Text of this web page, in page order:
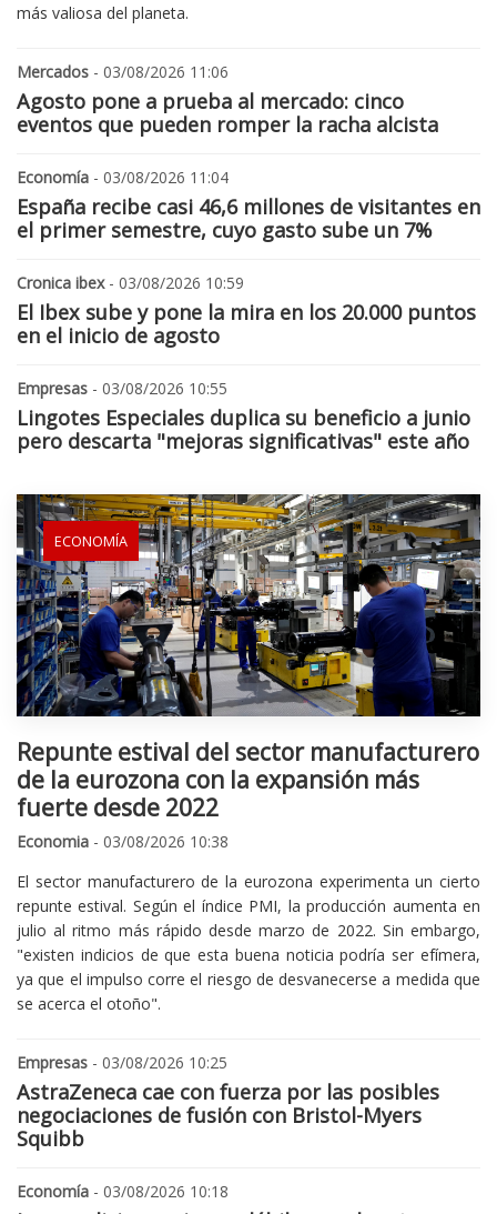
más valiosa del planeta.
Mercados - 03/08/2026 11:06
Agosto pone a prueba al mercado: cinco
eventos que pueden romper la racha alcista
Economía - 03/08/2026 11:04
España recibe casi 46,6 millones de visitantes en
el primer semestre, cuyo gasto sube un 7%
Cronica ibex- 03/08/2026 10:59
El Ibex sube y pone la mira en los 20.000 puntos
en el inicio de agosto
Empresas - 03/08/2026 10:55
Lingotes Especiales duplica su beneficio a junio
pero descarta "mejoras significativas" este año
ECONOMÍA
Repunte estival del sector manufacturero
de la eurozona con la expansión más
fuerte desde 2022
Economia - 03/08/2026 10:38
El sector manufacturero de la eurozona experimenta un cierto
repunte estival. Según el índice PMI, la producción aumenta en
julio al ritmo más rápido desde marzo de 2022. Sin embargo,
"existen indicios de que esta buena noticia podría ser efímera,
ya que el impulso corre el riesgo de desvanecerse a medida que
se acerca el otoño".
Empresas - 03/08/2026 10:25
AstraZeneca cae con fuerza por las posibles
negociaciones de fusión con Bristol-Myers
Squibb
Economía - 03/08/2026 10:18